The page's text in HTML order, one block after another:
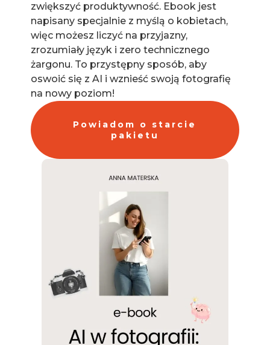
zwiększyć produktywność. Ebook jest
napisany specjalnie z myślą o kobietach,
więc możesz liczyć na przyjazny,
zrozumiały język i zero technicznego
żargonu. To przystępny sposób, aby
oswoić się z AI i wznieść swoją fotografię
na nowy poziom!
Powiadom o starcie
pakietu